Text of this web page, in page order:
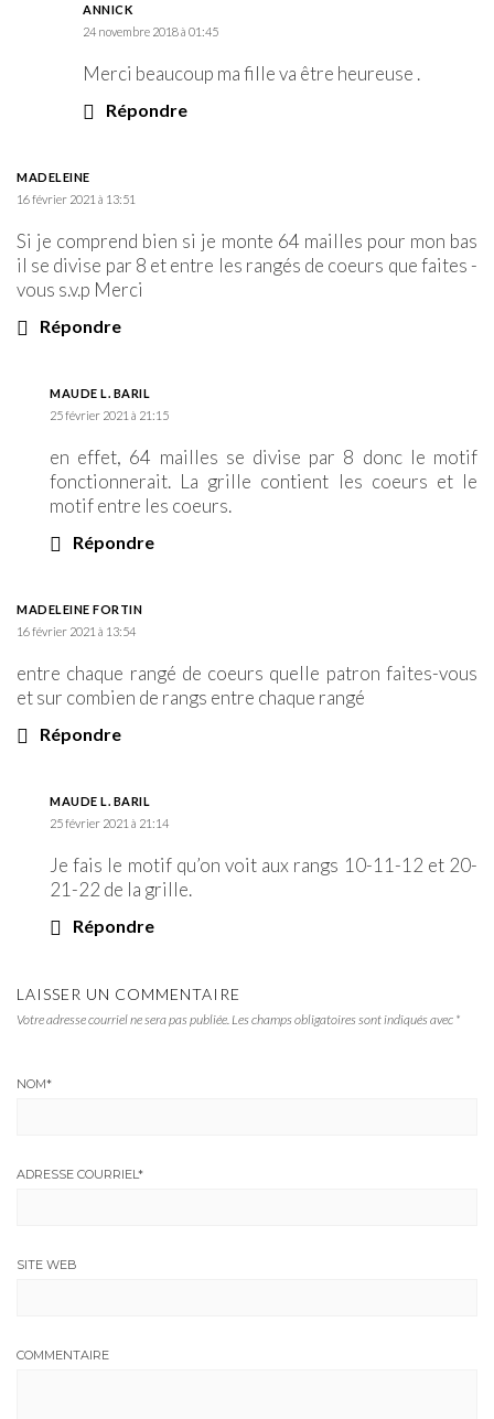
ANNICK
24 novembre 2018 à 01:45
Merci beaucoup ma fille va être heureuse .
Répondre
MADELEINE
16 février 2021 à 13:51
Si je comprend bien si je monte 64 mailles pour mon bas
il se divise par 8 et entre les rangés de coeurs que faites -
vous s.v.p Merci
Répondre
MAUDE L. BARIL
25 février 2021 à 21:15
en effet, 64 mailles se divise par 8 donc le motif
fonctionnerait. La grille contient les coeurs et le
motif entre les coeurs.
Répondre
MADELEINE FORTIN
16 février 2021 à 13:54
entre chaque rangé de coeurs quelle patron faites-vous
et sur combien de rangs entre chaque rangé
Répondre
MAUDE L. BARIL
25 février 2021 à 21:14
Je fais le motif qu’on voit aux rangs 10-11-12 et 20-
21-22 de la grille.
Répondre
LAISSER UN COMMENTAIRE
Votre adresse courriel ne sera pas publiée. Les champs obligatoires sont indiqués avec *
NOM*
ADRESSE COURRIEL *
SITE WEB
COMMENTAIRE